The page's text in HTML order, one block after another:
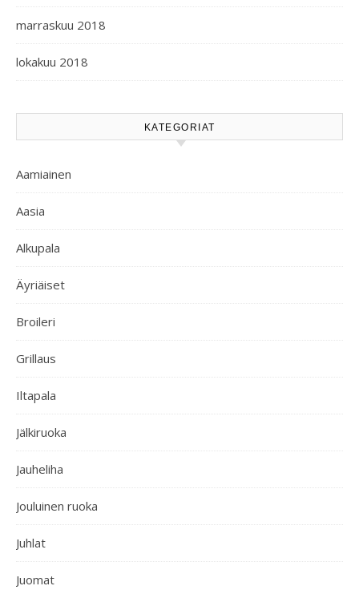
marraskuu 2018
lokakuu 2018
KATEGORIAT
Aamiainen
Aasia
Alkupala
Äyriäiset
Broileri
Grillaus
Iltapala
Jälkiruoka
Jauheliha
Jouluinen ruoka
Juhlat
Juomat